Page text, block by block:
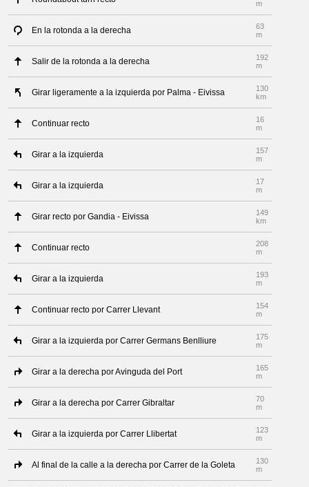
m
En la rotonda a la derecha
63
m
Salir de la rotonda a la derecha
192
m
Girar ligeramente a la izquierda por Palma - Eivissa
130
km
Continuar recto
16
m
Girar a la izquierda
157
m
Girar a la izquierda
17
m
Girar recto por Gandia - Eivissa
149
km
Continuar recto
208
m
Girar a la izquierda
193
m
Continuar recto por Carrer Llevant
154
m
Girar a la izquierda por Carrer Germans Benlliure
175
m
Girar a la derecha por Avinguda del Port
165
m
Girar a la derecha por Carrer Gibraltar
70
m
Girar a la izquierda por Carrer Llibertat
123
m
Al final de la calle a la derecha por Carrer de la Goleta
130
m